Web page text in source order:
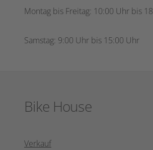
Montag bis Freitag: 10:00 Uhr bis
Samstag: 9:00 Uhr bis 15:00 Uhr
Bike House
Verkauf